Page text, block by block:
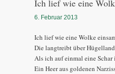
Ich lief wie eine
6. Februar 2013
Ich lief wie eine Wolke
Die langtreibt über
Als ich auf einmal eine
Ein Heer aus goldenen